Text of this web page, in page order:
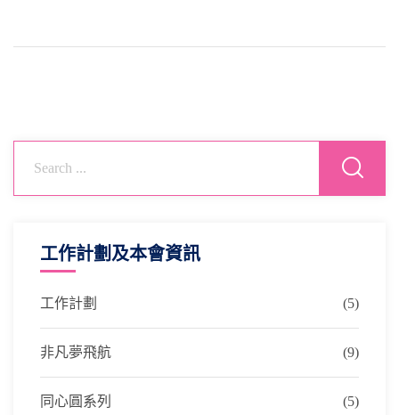
工作計劃及本會資訊
工作計劃 (5)
非凡夢飛航 (9)
同心圓系列 (5)